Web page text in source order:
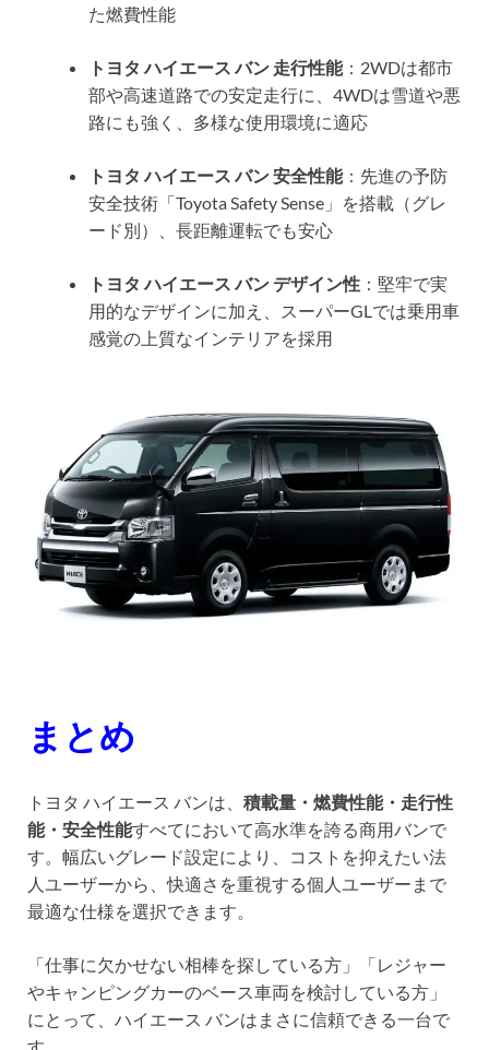
た燃費性能
トヨタ ハイエース バン 走行性能：2WDは都市
部や高速道路での安定走行に、4WDは雪道や悪
路にも強く、多様な使用環境に適応
トヨタ ハイエース バン 安全性能：先進の予防
安全技術「Toyota Safety Sense」を搭載（グレ
ード別）、長距離運転でも安心
トヨタ ハイエース バン デザイン性 ：堅牢で実
用的なデザインに加え、スーパーGLでは乗用車
感覚の上質なインテリアを採用
まとめ
トヨタ ハイエース バンは、 積載量・燃費性能・走行性
能・安全性能すべてにおいて高水準を誇る商用バンで
す。幅広いグレード設定により、コストを抑えたい法
人ユーザーから、快適さを重視する個人ユーザーまで
最適な仕様を選択できます。
「仕事に欠かせない相棒を探している方」「レジャー
やキャンピングカーのベース車両を検討している方」
にとって、ハイエース バンはまさに信頼できる一台で